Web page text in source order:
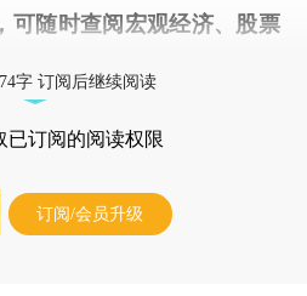
，可随时查阅宏观经济、股票
字 订阅后继续阅读
已订阅的阅读权限
订阅/会员升级